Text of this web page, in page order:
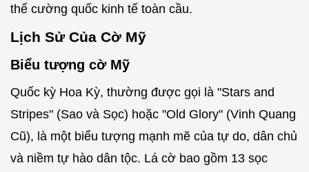
thế cường quốc kinh tế toàn cầu.
Lịch Sử Của Cờ Mỹ
Biểu tượng cờ Mỹ
Quốc kỳ Hoa Kỳ, thường được gọi là "Stars and
Stripes" (Sao và Sọc) hoặc "Old Glory" (Vinh Quang
Cũ), là một biểu tượng mạnh mẽ của tự do, dân chủ
và niềm tự hào dân tộc. Lá cờ bao gồm 13 sọc